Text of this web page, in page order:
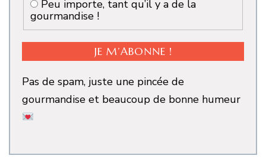
gourmandise !
Pas de spam, juste une pincée de
gourmandise et beaucoup de bonne humeur